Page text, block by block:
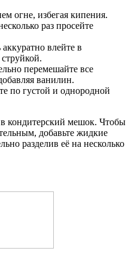
огне, избегая кипения.
раз просейте
влейте в
перемешайте все
ванилин.
по густой и однородной
кондитерский мешок. Чтобы
добавьте жидкие
разделив её на несколько